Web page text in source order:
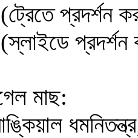
প্রদর্শন
প্রদর্শন
মাছ: